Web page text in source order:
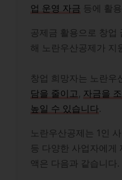
업 운영 자금 등에 활
공제금 활용으로 창업
해 노란우산공제 가 지
창업 희망자는 노란우
담을 줄이고 자금을
높일 수 있습니다
노란우산공제는 1인
등 다양한 사업자에게
액은 다음과 같습니다.